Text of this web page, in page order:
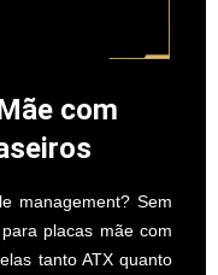
com
management? Sem
placas mãe com
tanto ATX quanto